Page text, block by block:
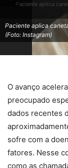
Paciente aplica
Paciente aplica
(Foto: Instagram)
O avanço
preocupado
dados recentes
sofre com a
fatores. Nesse
como as